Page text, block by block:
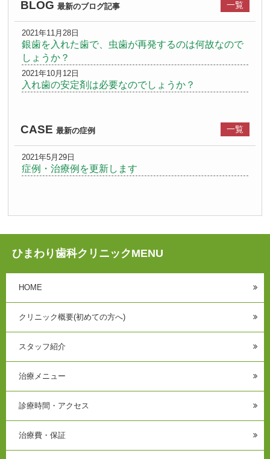
BLOG 最新のブログ記事 一覧
2021年11月28日
銀歯を入れた歯で、虫歯が再発するのは何故なので
しょうか？
2021年10月12日
入れ歯の安定剤は必要なのでしょうか？
CASE 最新の症例 一覧
2021年5月29日
症例・治療例を更新します
ひまわり歯科クリニックMENU
HOME
クリニック概要(初めての方へ)
スタッフ紹介
治療メニュー
診療時間・アクセス
治療費・保証